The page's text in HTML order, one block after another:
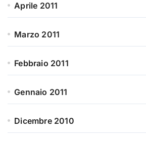
Aprile 2011
Marzo 2011
Febbraio 2011
Gennaio 2011
Dicembre 2010